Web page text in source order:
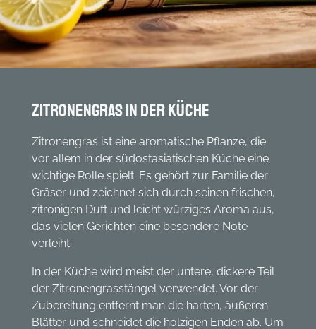
Zitronengras in der Küche
Zitronengras ist eine aromatische Pflanze, die
vor allem in der südostasiatischen Küche eine
wichtige Rolle spielt. Es gehört zur Familie der
Gräser und zeichnet sich durch seinen frischen,
zitronigen Duft und leicht würziges Aroma aus,
das vielen Gerichten eine besondere Note
verleiht.
In der Küche wird meist der untere, dickere Teil
der Zitronengrasstängel verwendet. Vor der
Zubereitung entfernt man die harten, äußeren
Blätter und schneidet die holzigen Enden ab. Um